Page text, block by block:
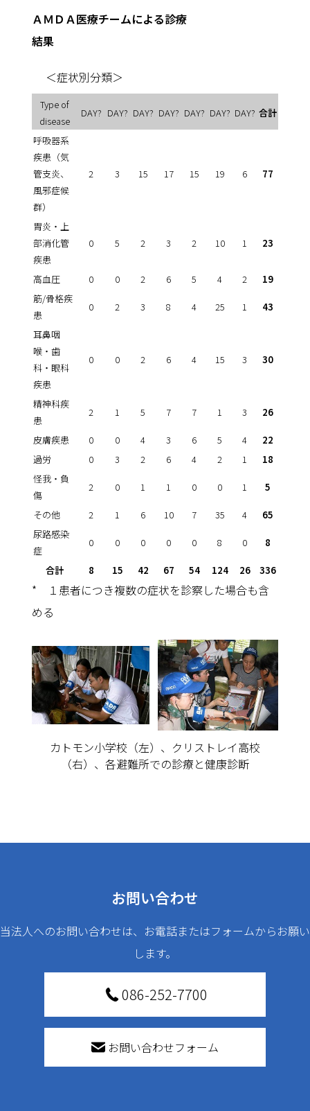
ＡＭＤＡ医療チームによる診療
結果
＜症状別分類＞
Type of
disease
DAY? DAY? DAY? DAY? DAY? DAY? DAY? 合計
呼吸器系
疾患（気
管支炎、
風邪症候
群）
2 3 15 17 15 19 6 77
胃炎・上
部消化管
疾患
0 5 2 3 2 10 1 23
高血圧 0 0 2 6 5 4 2
19
筋/骨格疾
患
0 2 3 8 4 25 1 43
耳鼻咽
喉・歯
科・眼科
疾患
0 0 2 6 4 15 3 30
精神科疾
患
2 1 5 7 7 1 3 26
皮膚疾患 0 0 4 3 6 5 4
22
過労
0 3 2 6 4 2 1
18
怪我・負
傷
2 0 1 1 0 0 1 5
その他 2 1 6 10 7 35 4
65
尿路感染
症
0 0 0 0 0 8 0 8
合計 8 15 42 67 54 124 26 336
* １患者につき複数の症状を診察した場合も含
める
カトモン小学校（左）、クリストレイ高校
（右）、各避難所での診療と健康診断
お問い合わせ
当法人へのお問い合わせは、お電話またはフォームからお願い
します。
086-252-7700
お問い合わせフォーム